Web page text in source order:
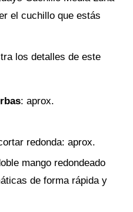
el cuchillo que estás
los detalles de este
: aprox.
redonda: aprox.
mango redondeado
de forma rápida y